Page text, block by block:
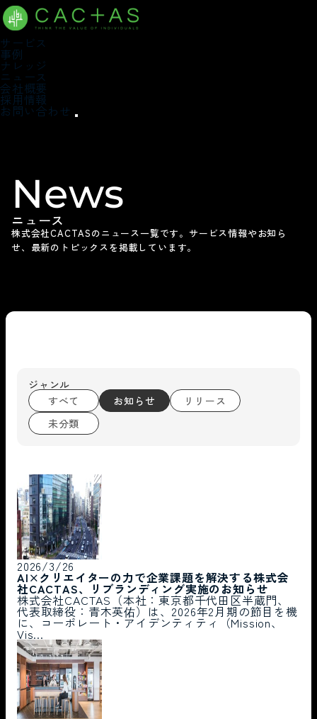
サービス
事例
ナレッジ
ニュース
会社概要
採用情報
お問い合わせ
News
ニュース
株式会社CACTASのニュース一覧です。 サービス情報やお知ら
せ、最新のトピックスを掲載しています。
ジャンル
すべて
お知らせ
リリース
未分類
2026/3/26
AI×クリエイターの力で企業課題を解決する株式会
社CACTAS、リブランディング実施のお知らせ
株式会社CACTAS（本社：東京都千代田区半蔵門、
代表取締役：青木英佑）は、2026年2月期の節目を機
に、コーポレート・アイデンティティ（Mission、
Vis...